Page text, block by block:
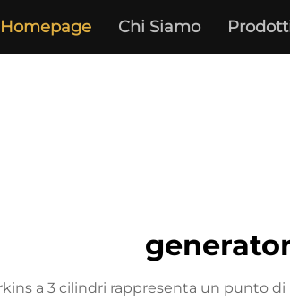
Homepage Chi Siamo
a 3 cilindri rappresenta un punto